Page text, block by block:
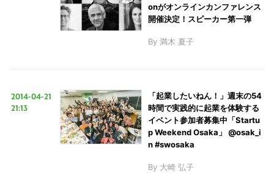
onがオンラインカンファレンス
開催決定！スピーカー第一弾
By 満木 夏子
2014-04-21
21:13
「起業したいねん！」週末の54
時間で実践的に起業を体験する
イベント参加者募集中「Startu
p Weekend Osaka」 @osak_i
n #swosaka
By 大崎 弘子